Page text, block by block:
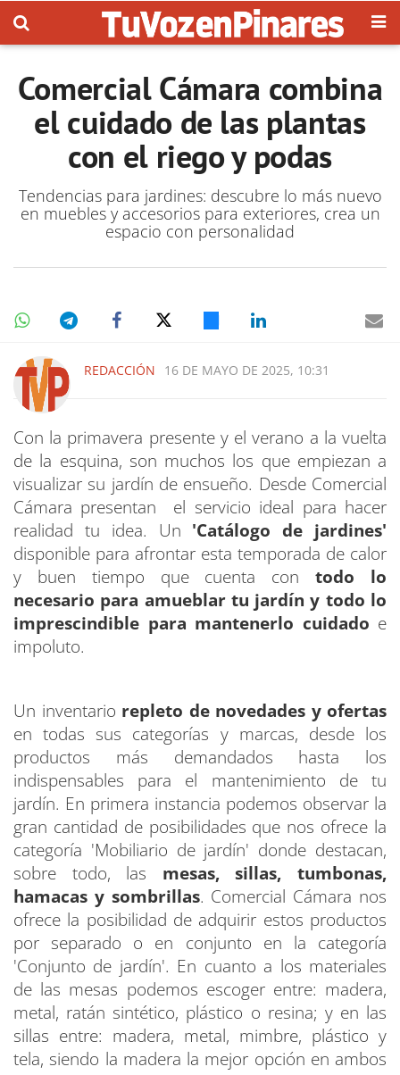
Comercial Cámara combina
el cuidado de las plantas
con el riego y podas
Tendencias para jardines: descubre lo más nuevo
en muebles y accesorios para exteriores, crea un
espacio con personalidad
REDACCIÓN 16 DE MAYO DE 2025, 10:31
Con la primavera presente y el verano a la vuelta
de la esquina, son muchos los que empiezan a
visualizar su jardín de ensueño. Desde Comercial
Cámara presentan el servicio ideal para hacer
realidad tu idea. Un 'Catálogo de jardines'
disponible para afrontar esta temporada de calor
y buen tiempo que cuenta contodo lo
necesario para amueblar tu jardín y todo lo
imprescindible para mantenerlo cuidado e
impoluto.
Un inventario repleto de novedades y ofertas
en todas sus categorías y marcas, desde los
productos más demandados hasta los
indispensables para el mantenimiento de tu
jardín. En primera instancia podemos observar la
gran cantidad de posibilidades que nos ofrece la
categoría 'Mobiliario de jardín' donde destacan,
sobre todo, las mesas, sillas, tumbonas,
hamacas y sombrillas. Comercial Cámara nos
ofrece la posibilidad de adquirir estos productos
por separado o en conjunto en la categoría
'Conjunto de jardín'. En cuanto a los materiales
de las mesas podemos escoger entre: madera,
metal, ratán sintético, plástico o resina; y en las
sillas entre: madera, metal, mimbre, plástico y
tela, siendo la madera la mejor opción en ambos